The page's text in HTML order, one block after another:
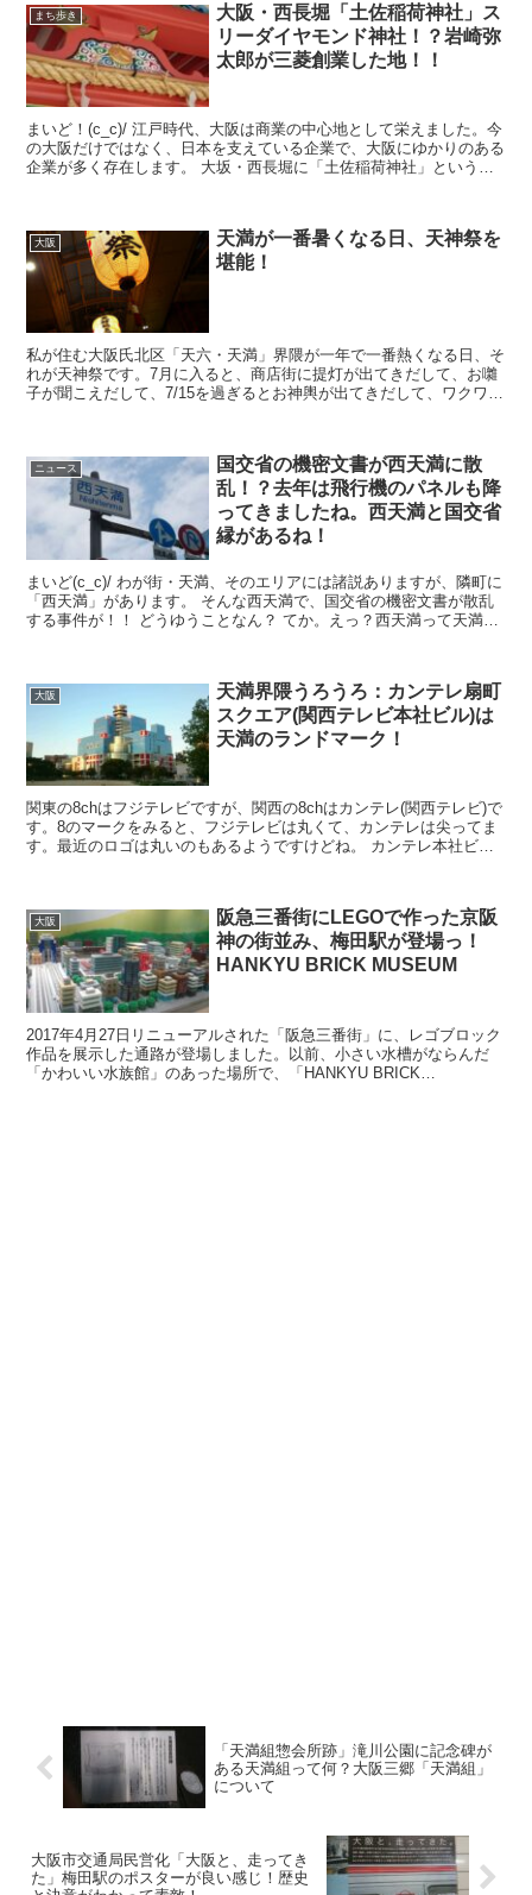
まち歩き
大阪・西長堀「土佐稲荷神社」ス
リーダイヤモンド神社！？岩崎弥
太郎が三菱創業した地！！
まいど！(c_c)/ 江戸時代、大阪は商業の中心地として栄えました。今
の大阪だけではなく、日本を支えている企業で、大阪にゆかりのある
企業が多く存在します。 大坂・西長堀に「土佐稲荷神社」という神
大阪
天満が一番暑くなる日、天神祭を
堪能！
私が住む大阪氏北区「天六・天満」界隈が一年で一番熱くなる日、そ
れが天神祭です。7月に入ると、商店街に提灯が出てきだして、お囃
子が聞こえだして、7/15を過ぎるとお神輿が出てきだして、ワクワク
ニュース
国交省の機密文書が西天満に散
乱！？去年は飛行機のパネルも降
ってきましたね。西天満と国交省
縁があるね！
まいど(c_c)/ わが街・天満、そのエリアには諸説ありますが、隣町に
「西天満」があります。 そんな西天満で、国交省の機密文書が散乱
する事件が！！ どうゆうことなん？ てか。えっ？西天満って天満ち
大阪
天満界隈うろうろ：カンテレ扇町
スクエア(関西テレビ本社ビル)は
天満のランドマーク！
関東の8chはフジテレビですが、関西の8chはカンテレ(関西テレビ)で
す。8のマークをみると、フジテレビは丸くて、カンテレは尖ってま
す。最近のロゴは丸いのもあるようですけどね。 カンテレ本社ビル
大阪
阪急三番街にLEGOで作った京阪
神の街並み、梅田駅が登場っ！
HANKYU BRICK MUSEUM
2017年4月27日リニューアルされた「阪急三番街」に、レゴブロック
作品を展示した通路が登場しました。以前、小さい水槽がならんだ
「かわいい水族館」のあった場所で、「HANKYU BRICK
「天満組惣会所跡」滝川公園に記念碑が
ある天満組って何？大阪三郷「天満組」
について
大阪市交通局民営化「大阪と、走ってき
た」梅田駅のポスターが良い感じ！歴史